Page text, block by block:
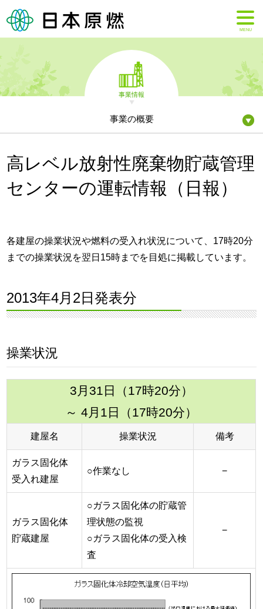
MENU
事業情報
事業の概要
高レベル放射性廃棄物貯蔵管理
センターの運転情報（日報）
各建屋の操業状況や燃料の受入れ状況について、17時20分
までの操業状況を翌日15時までを目処に掲載しています。
2013年4月2日発表分
操業状況
3月31日（17時20分）
～ 4月1日（17時20分）
建屋名 操業状況 備考
ガラス固化体
受入れ建屋
○作業なし −
ガラス固化体
貯蔵建屋
○ガラス固化体の貯蔵管
理状態の監視
○ガラス固化体の受入検
査
−